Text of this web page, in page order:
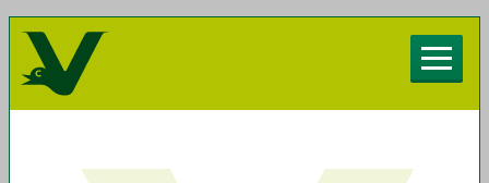
Herzlich willkommen beim Chorverband
Vorarlberg